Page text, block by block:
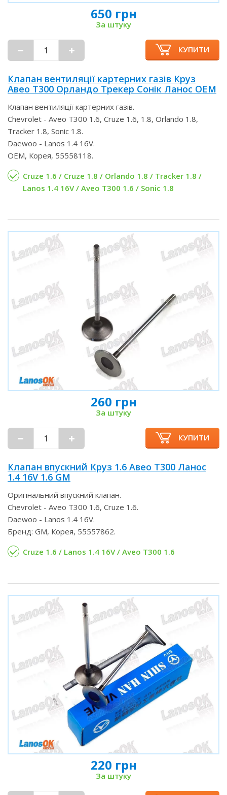
650 грн
За штуку
КУПИТИ
Клапан вентиляції картерних газів Круз
Авео Т300 Орландо Трекер Сонік Ланос OEM
Клапан вентиляції картерних газів.
Chevrolet - Aveo T300 1.6, Cruze 1.6, 1.8, Orlando 1.8,
Tracker 1.8, Sonic 1.8.
Daewoo - Lanos 1.4 16V.
OEM, Корея, 55558118.
Cruze 1.6 / Cruze 1.8 / Orlando 1.8 / Tracker 1.8 /
Lanos 1.4 16V / Aveo T300 1.6 / Sonic 1.8
260 грн
За штуку
КУПИТИ
Клапан впускний Круз 1.6 Авео Т300 Ланос
1.4 16V 1.6 GM
Оригінальний впускний клапан.
Chevrolet - Aveo T300 1.6, Cruze 1.6.
Daewoo - Lanos 1.4 16V.
Бренд: GM, Корея, 55557862.
Cruze 1.6 / Lanos 1.4 16V / Aveo T300 1.6
220 грн
За штуку